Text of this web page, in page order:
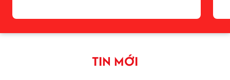
TIN MỚI